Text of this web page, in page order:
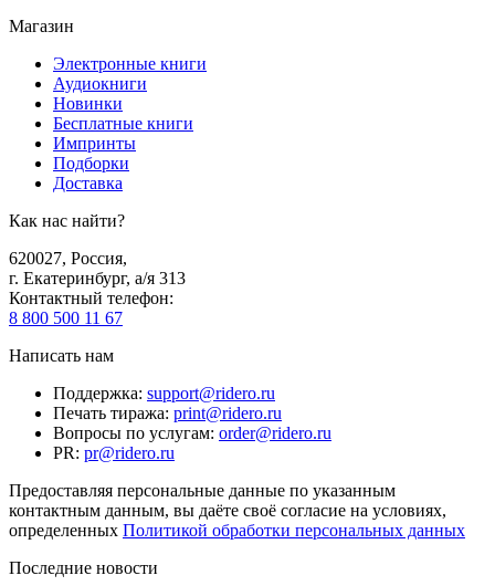
Магазин
Электронные книги
Аудиокниги
Новинки
Бесплатные книги
Импринты
Подборки
Доставка
Как нас найти?
620027, Россия,
г. Екатеринбург, а/я 313
Контактный телефон:
8 800 500 11 67
Написать нам
Поддержка: support@ridero.ru
Печать тиража: print@ridero.ru
Вопросы по услугам: order@ridero.ru
PR: pr@ridero.ru
Предоставляя персональные данные по указанным
контактным данным, вы даёте своё согласие на условиях,
определенных Политикой обработки персональных данных
Последние новости